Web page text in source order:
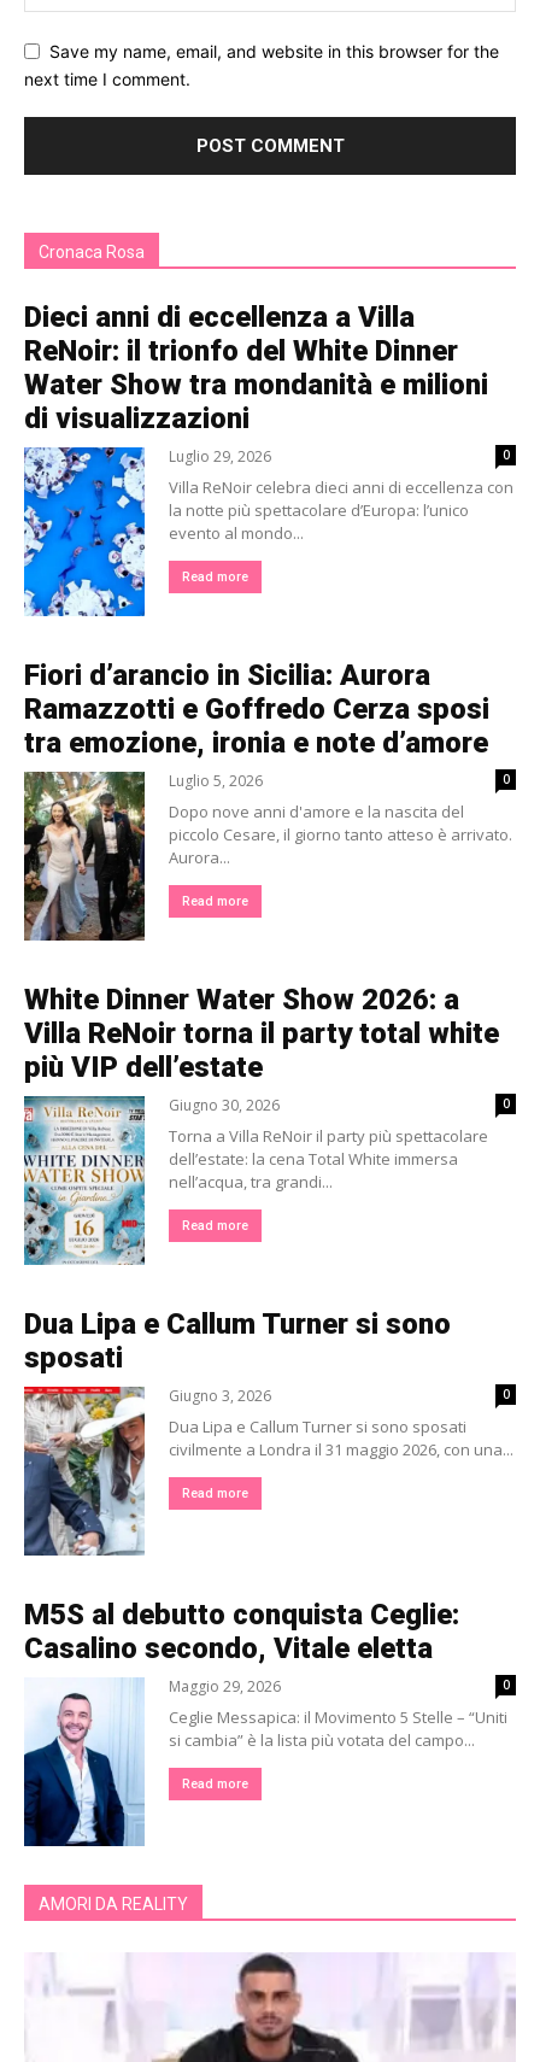
Save my name, email, and website in this browser for the
next time I comment.
Cronaca Rosa
Dieci anni di eccellenza a Villa
ReNoir: il trionfo del White Dinner
Water Show tra mondanità e milioni
di visualizzazioni
Luglio 29, 2026 0
Villa ReNoir celebra dieci anni di eccellenza con
la notte più spettacolare d’Europa: l’unico
evento al mondo...
Read more
Fiori d’arancio in Sicilia: Aurora
Ramazzotti e Goffredo Cerza sposi
tra emozione, ironia e note d’amore
Luglio 5, 2026 0
Dopo nove anni d'amore e la nascita del
piccolo Cesare, il giorno tanto atteso è arrivato.
Aurora...
Read more
White Dinner Water Show 2026: a
Villa ReNoir torna il party total white
più VIP dell’estate
Giugno 30, 2026 0
Torna a Villa ReNoir il party più spettacolare
dell’estate: la cena Total White immersa
nell’acqua, tra grandi...
Read more
Dua Lipa e Callum Turner si sono
sposati
Giugno 3, 2026 0
Dua Lipa e Callum Turner si sono sposati
civilmente a Londra il 31 maggio 2026, con una...
Read more
M5S al debutto conquista Ceglie:
Casalino secondo, Vitale eletta
Maggio 29, 2026 0
Ceglie Messapica: il Movimento 5 Stelle – “Uniti
si cambia” è la lista più votata del campo...
Read more
AMORI DA REALITY